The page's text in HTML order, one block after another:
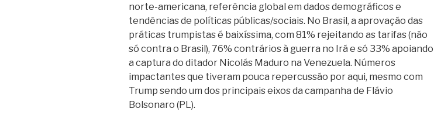
norte-americana, referência global em dados demográficos e
tendências de políticas públicas/sociais. No Brasil, a aprovação das
práticas trumpistas é baixíssima, com 81% rejeitando as tarifas (não
só contra o Brasil), 76% contrários à guerra no Irã e só 33% apoiando
a captura do ditador Nicolás Maduro na Venezuela. Números
impactantes que tiveram pouca repercussão por aqui, mesmo com
Trump sendo um dos principais eixos da campanha de Flávio
Bolsonaro (PL).